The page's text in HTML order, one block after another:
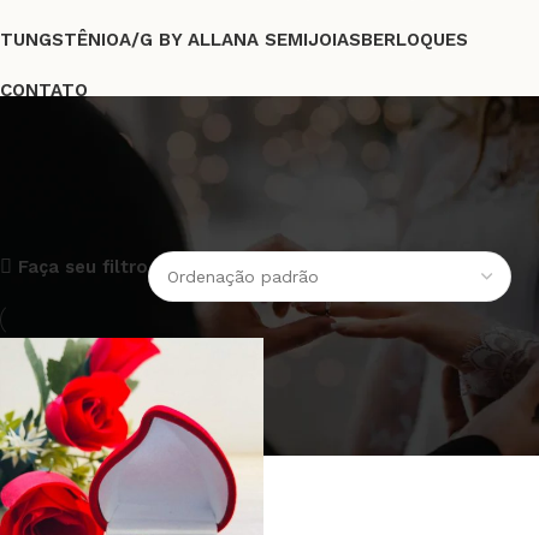
TUNGSTÊNIOA/G BY ALLANA SEMIJOIASBERLOQUES
CONTATO
FRETE GRÁTIS A PARTIR DE R$219,00
aliança prata fina
Faça seu filtro